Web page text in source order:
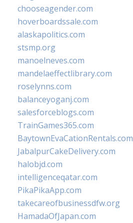
chooseagender.com
hoverboardssale.com
alaskapolitics.com
stsmp.org
manoelneves.com
mandelaeffectlibrary.com
roselynns.com
balanceyoganj.com
salesforceblogs.com
TrainGames365.com
BaytownEvaCationRentals.com
JabalpurCakeDelivery.com
halobjd.com
intelligenceqatar.com
PikaPikaApp.com
takecareofbusinessdfw.org
HamadaOfJapan.com